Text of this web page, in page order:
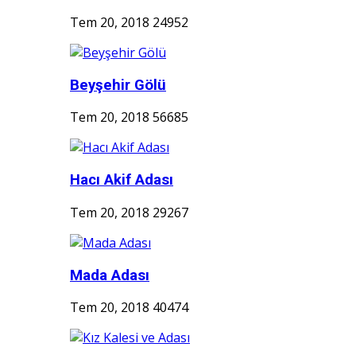
Tem 20, 2018 24952
Beyşehir Gölü
Tem 20, 2018 56685
Hacı Akif Adası
Tem 20, 2018 29267
Mada Adası
Tem 20, 2018 40474